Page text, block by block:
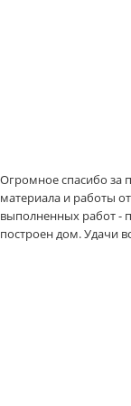
Огромное спасибо за
материала и работы
выполненных работ -
построен дом. Удачи